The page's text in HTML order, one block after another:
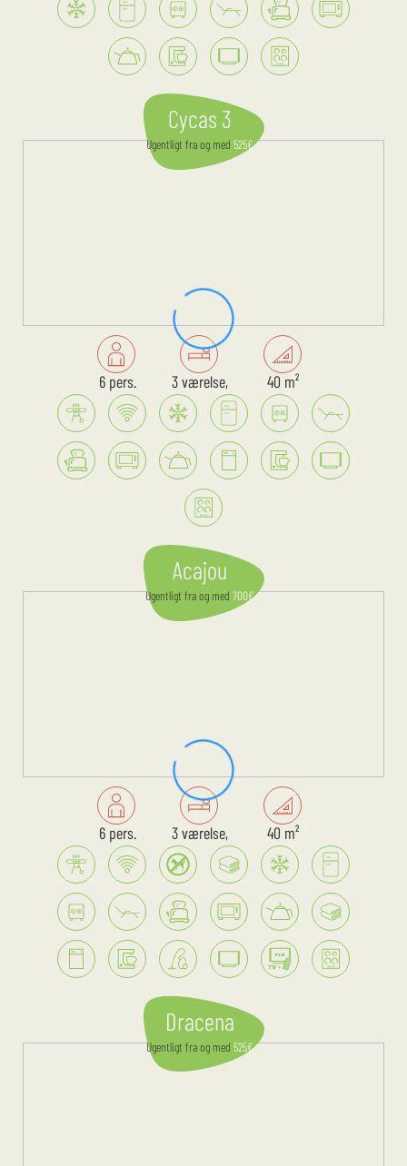
Cycas 3
Ugentligt fra og med 525€
6 pers. 3 værelse, 40 m²
Acajou
Ugentligt fra og med 700€
6 pers. 3 værelse, 40 m²
Dracena
Ugentligt fra og med 525€